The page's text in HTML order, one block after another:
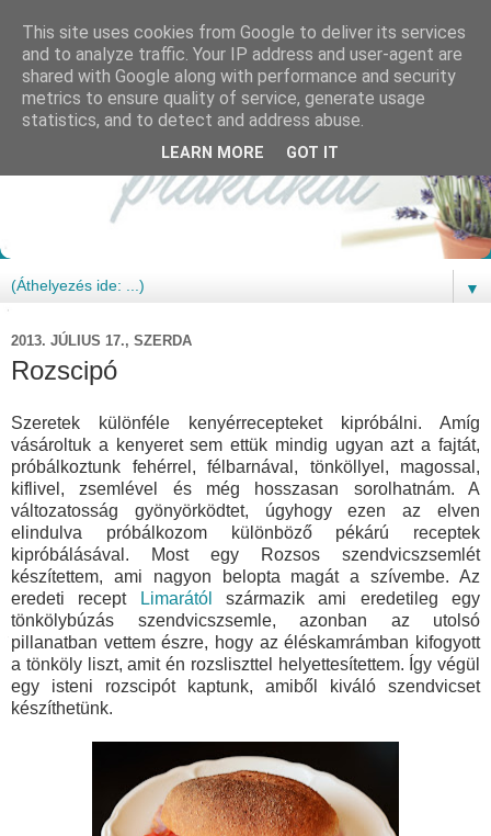
▼
2013. JÚLIUS 17., SZERDA
Rozscipó
Szeretek különféle kenyérrecepteket kipróbálni. Amíg
vásároltuk a kenyeret sem ettük mindig ugyan azt a fajtát,
próbálkoztunk fehérrel, félbarnával, tönköllyel, magossal,
kiflivel, zsemlével és még hosszasan sorolhatnám. A
változatosság gyönyörködtet, úgyhogy ezen az elven
elindulva próbálkozom különböző pékárú receptek
kipróbálásával. Most egy Rozsos szendvicszsemlét
készítettem, ami nagyon belopta magát a szívembe. Az
eredeti recept
Limarától
származik ami eredetileg egy
tönkölybúzás szendvicszsemle, azonban az utolsó
pillanatban vettem észre, hogy az éléskamrámban kifogyott
a tönköly liszt, amit én rozsliszttel helyettesítettem. Így végül
egy isteni rozscipót kaptunk, amiből kiváló szendvicset
készíthetünk.
This site uses cookies from Google to deliver its services
and to analyze traffic. Your IP address and user-agent are
shared with Google along with performance and security
metrics to ensure quality of service, generate usage
statistics, and to detect and address abuse.
LEARN MORE GOT IT